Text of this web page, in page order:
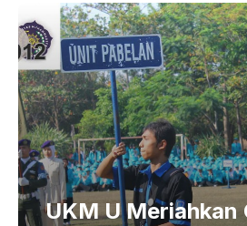
UKM U Meriahkan